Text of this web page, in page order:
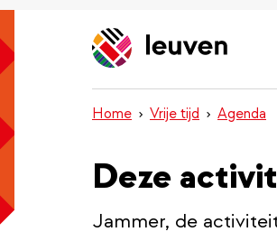
Home Vrije tijd Agenda
Deze
Jammer, de